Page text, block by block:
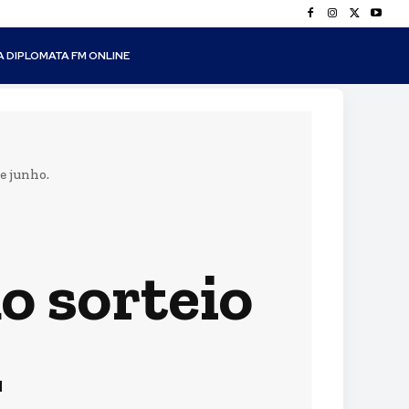
DIPLOMATA FM ONLINE
junho.
sorteio